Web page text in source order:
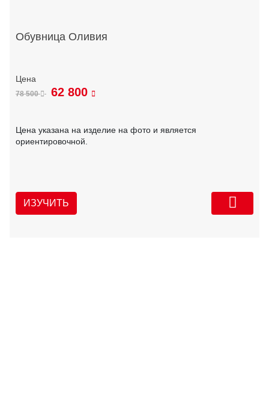
Обувница Оливия
78 500 62 800
Цена указана на изделие на фото и является
ориентировочной.
ИЗУЧИТЬ